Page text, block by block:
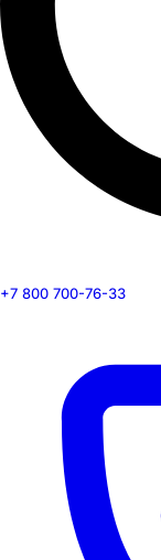
+7 800 700-76-33